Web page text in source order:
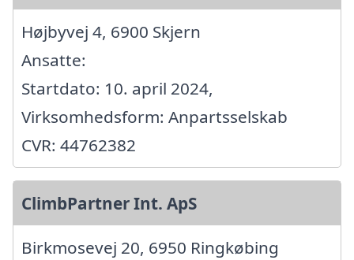
Højbyvej 4, 6900 Skjern
Ansatte:
Startdato: 10. april 2024,
Virksomhedsform: Anpartsselskab
CVR: 44762382
ClimbPartner Int. ApS
Birkmosevej 20, 6950 Ringkøbing